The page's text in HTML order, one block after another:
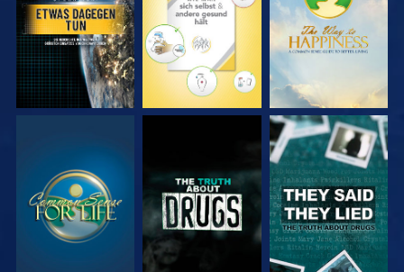
ANSEHEN ANSEHEN ANSEHEN